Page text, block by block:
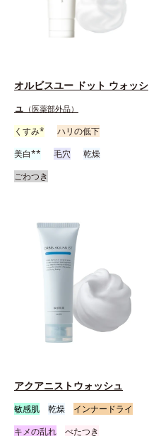
オルビスユー ドット ウォッシ
ュ （医薬部外品）
くすみ*
ハリの低下
美白**
毛穴
乾燥
ごわつき
アクアニストウォッシュ
敏感肌 乾燥
インナードライ
キメの乱れ
べたつき